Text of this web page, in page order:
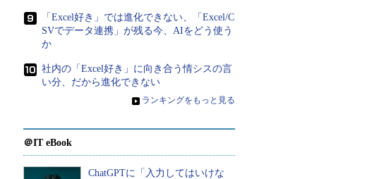
「Excel好き」では進化できない、「Excel/C
SVでデータ連携」が残る今、AIをどう使う
か
社内の「Excel好き」に向き合う情シスの言
い分、だから進化できない
» ランキングをもっと見る
＠IT eBook
ChatGPTに「入力してはいけな